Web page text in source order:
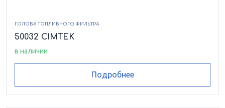
ГОЛОВА ТОПЛИВНОГО ФИЛЬТРА
50032 CIMTEK
в наличии
Подробнее